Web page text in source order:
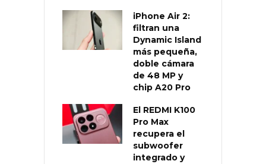
iPhone Air 2:
filtran una
Dynamic Island
más pequeña,
doble cámara
de 48 MP y
chip A20 Pro
El REDMI K100
Pro Max
recupera el
subwoofer
integrado y